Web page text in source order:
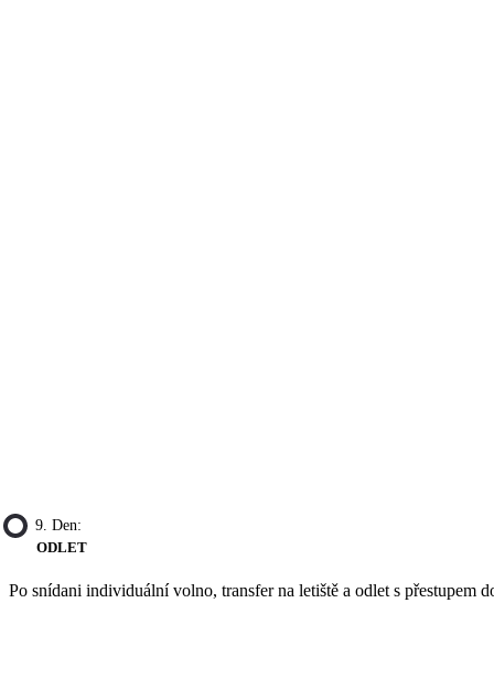
9. Den:
ODLET
Po snídani individuální volno, transfer na letiště a odlet s přestupem